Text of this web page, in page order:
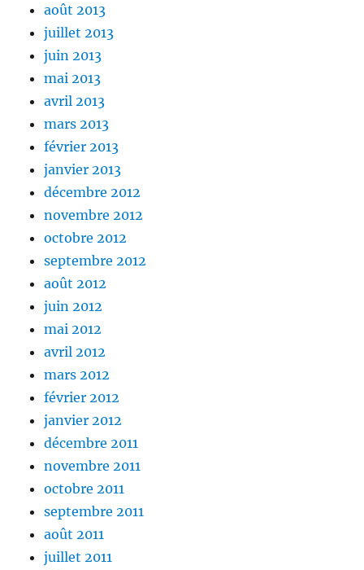
août 2013
juillet 2013
juin 2013
mai 2013
avril 2013
mars 2013
février 2013
janvier 2013
décembre 2012
novembre 2012
octobre 2012
septembre 2012
août 2012
juin 2012
mai 2012
avril 2012
mars 2012
février 2012
janvier 2012
décembre 2011
novembre 2011
octobre 2011
septembre 2011
août 2011
juillet 2011